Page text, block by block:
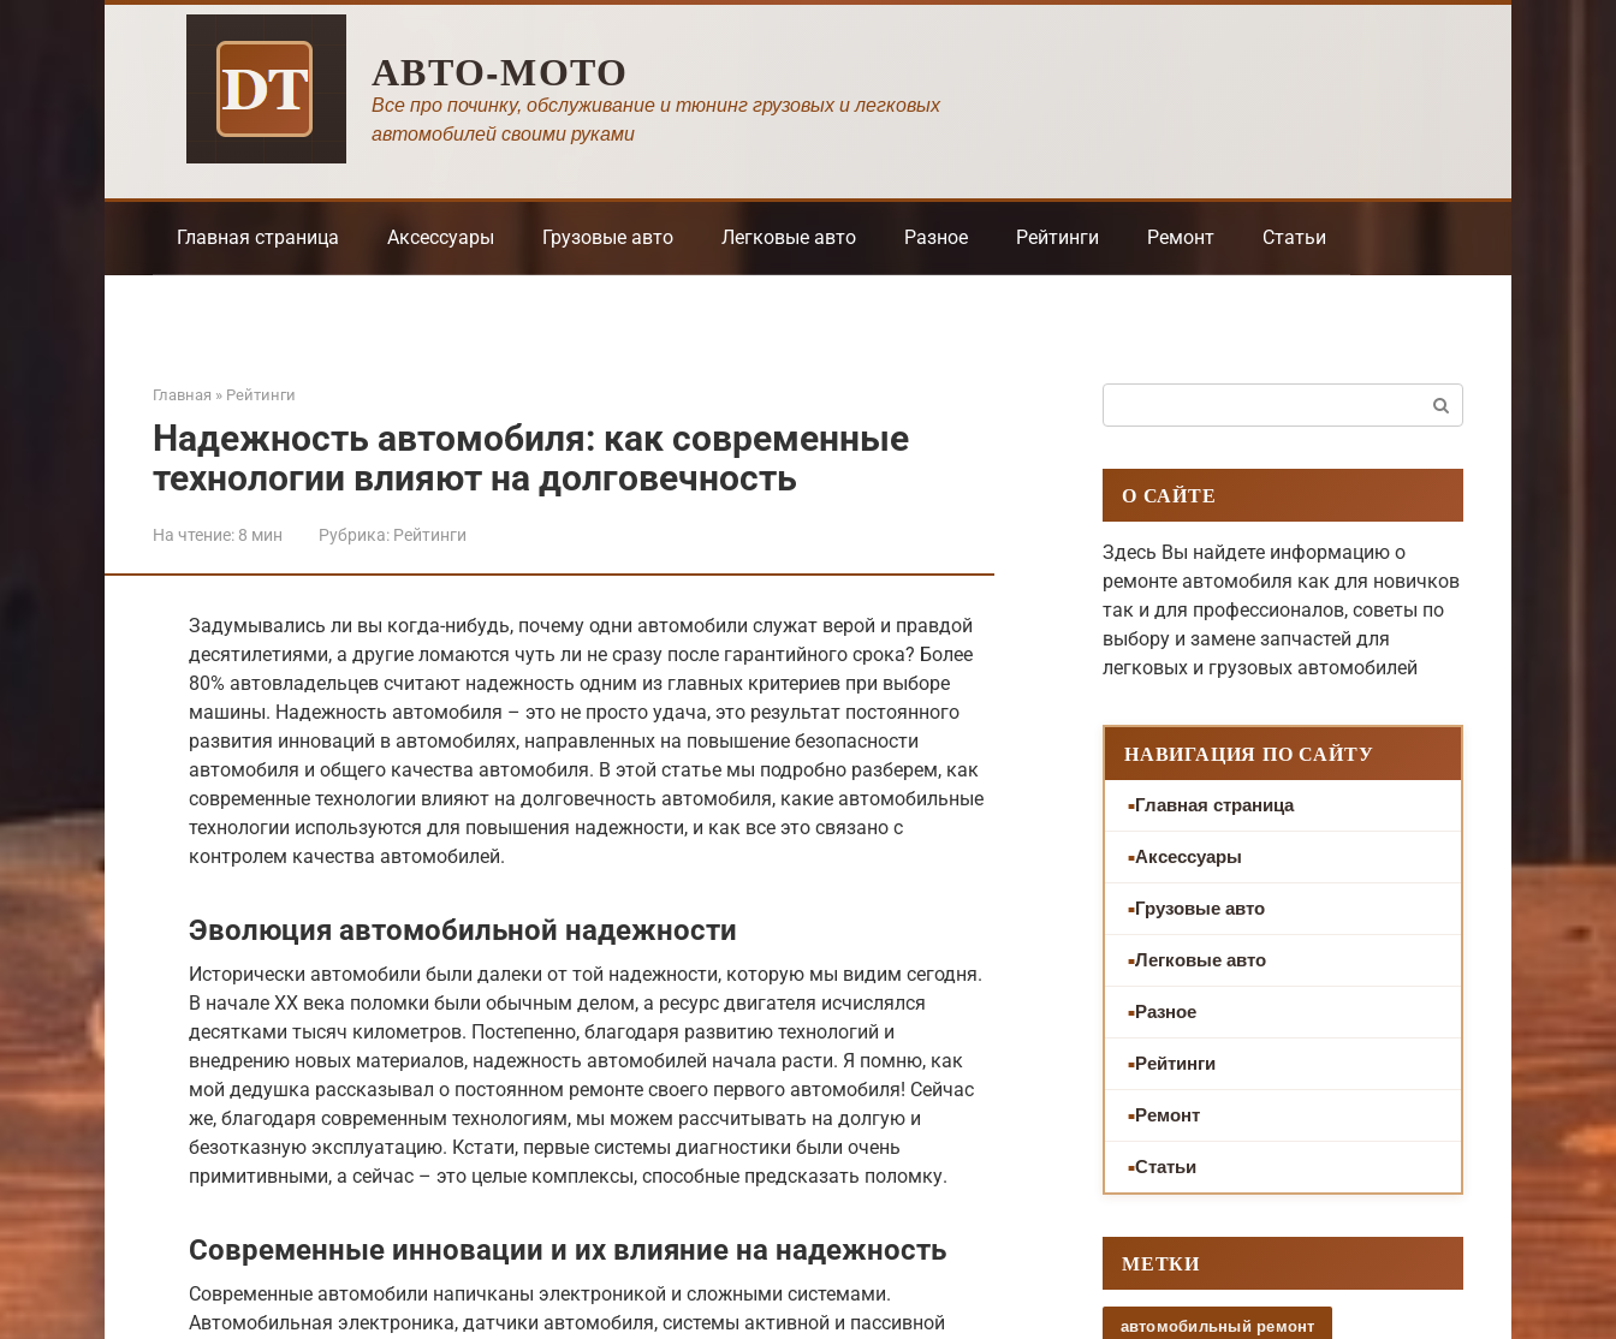
АВТО-МОТО
Все про починку, обслуживание и тюнинг грузовых и легковых
автомобилей своими руками
Главная страница Аксессуары Грузовые авто Легковые авто Разное Рейтинги Ремонт Статьи
Главная » Рейтинги
Надежность автомобиля: как современные
технологии влияют на долговечность
На чтение: 8 мин Рубрика: Рейтинги
Задумывались ли вы когда-нибудь, почему одни автомобили служат верой и правдой
десятилетиями, а другие ломаются чуть ли не сразу после гарантийного срока? Более
80% автовладельцев считают надежность одним из главных критериев при выборе
машины. Надежность автомобиля – это не просто удача, это результат постоянного
развития инноваций в автомобилях, направленных на повышение безопасности
автомобиля и общего качества автомобиля. В этой статье мы подробно разберем, как
современные технологии влияют на долговечность автомобиля, какие автомобильные
технологии используются для повышения надежности, и как все это связано с
контролем качества автомобилей.
Эволюция автомобильной надежности
Исторически автомобили были далеки от той надежности, которую мы видим сегодня.
В начале XX века поломки были обычным делом, а ресурс двигателя исчислялся
десятками тысяч километров. Постепенно, благодаря развитию технологий и
внедрению новых материалов, надежность автомобилей начала расти. Я помню, как
мой дедушка рассказывал о постоянном ремонте своего первого автомобиля! Сейчас
же, благодаря современным технологиям, мы можем рассчитывать на долгую и
безотказную эксплуатацию. Кстати, первые системы диагностики были очень
примитивными, а сейчас – это целые комплексы, способные предсказать поломку.
Современные инновации и их влияние на надежность
Современные автомобили напичканы электроникой и сложными системами.
Автомобильная электроника, датчики автомобиля, системы активной и пассивной
О САЙТЕ
Здесь Вы найдете информацию о
ремонте автомобиля как для новичков
так и для профессионалов, советы по
выбору и замене запчастей для
легковых и грузовых автомобилей
НАВИГАЦИЯ ПО САЙТУ
Главная страница
Аксессуары
Грузовые авто
Легковые авто
Разное
Рейтинги
Ремонт
Статьи
МЕТКИ
автомобильный ремонт